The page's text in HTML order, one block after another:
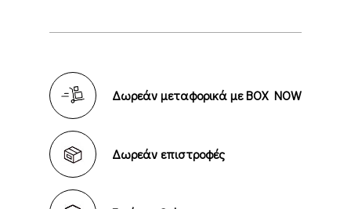
Δωρεάν μεταφορικά με BOX NOW
Δωρεάν επιστροφές